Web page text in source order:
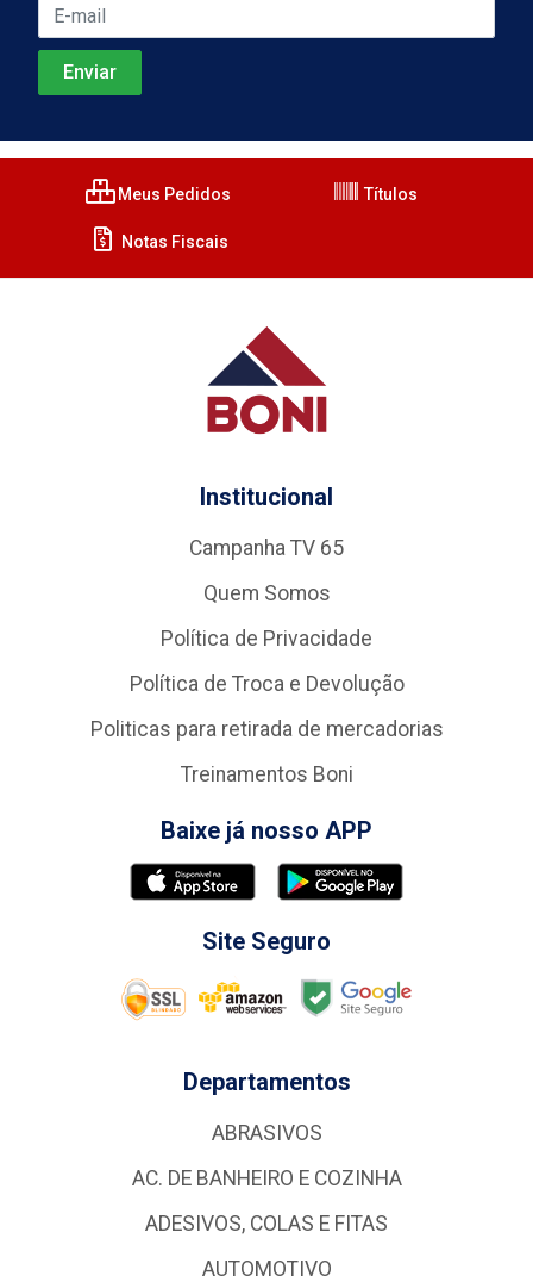
Meus Pedidos Títulos
Notas Fiscais
Institucional
Campanha TV 65
Quem Somos
Política de Privacidade
Política de Troca e Devolução
Politicas para retirada de mercadorias
Treinamentos Boni
Baixe já nosso APP
Site Seguro
Departamentos
ABRASIVOS
AC. DE BANHEIRO E COZINHA
ADESIVOS, COLAS E FITAS
AUTOMOTIVO